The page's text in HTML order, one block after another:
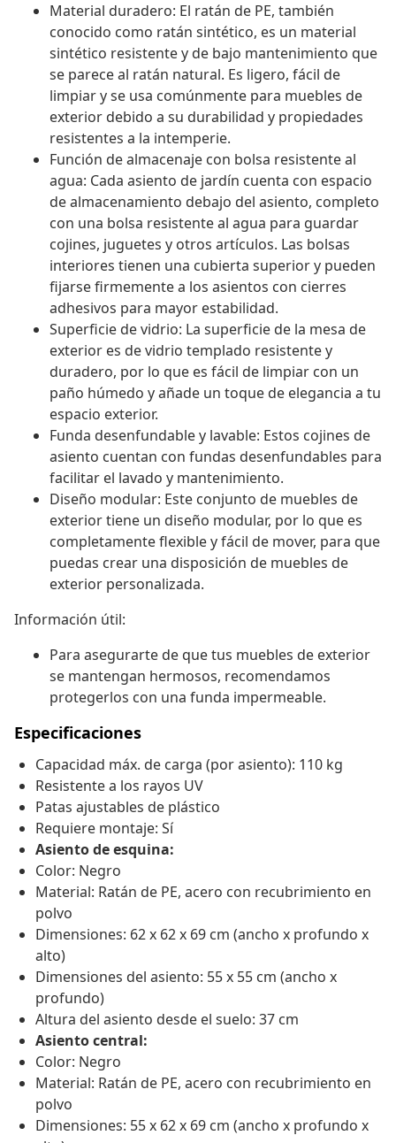
Material duradero: El ratán de PE, también
conocido como ratán sintético, es un material
sintético resistente y de bajo mantenimiento que
se parece al ratán natural. Es ligero, fácil de
limpiar y se usa comúnmente para muebles de
exterior debido a su durabilidad y propiedades
resistentes a la intemperie.
Función de almacenaje con bolsa resistente al
agua: Cada asiento de jardín cuenta con espacio
de almacenamiento debajo del asiento, completo
con una bolsa resistente al agua para guardar
cojines, juguetes y otros artículos. Las bolsas
interiores tienen una cubierta superior y pueden
fijarse firmemente a los asientos con cierres
adhesivos para mayor estabilidad.
Superficie de vidrio: La superficie de la mesa de
exterior es de vidrio templado resistente y
duradero, por lo que es fácil de limpiar con un
paño húmedo y añade un toque de elegancia a tu
espacio exterior.
Funda desenfundable y lavable: Estos cojines de
asiento cuentan con fundas desenfundables para
facilitar el lavado y mantenimiento.
Diseño modular: Este conjunto de muebles de
exterior tiene un diseño modular, por lo que es
completamente flexible y fácil de mover, para que
puedas crear una disposición de muebles de
exterior personalizada.
Información útil:
Para asegurarte de que tus muebles de exterior
se mantengan hermosos, recomendamos
protegerlos con una funda impermeable.
Especificaciones
Capacidad máx. de carga (por asiento): 110 kg
Resistente a los rayos UV
Patas ajustables de plástico
Requiere montaje: Sí
Asiento de esquina:
Color: Negro
Material: Ratán de PE, acero con recubrimiento en
polvo
Dimensiones: 62 x 62 x 69 cm (ancho x profundo x
alto)
Dimensiones del asiento: 55 x 55 cm (ancho x
profundo)
Altura del asiento desde el suelo: 37 cm
Asiento central:
Color: Negro
Material: Ratán de PE, acero con recubrimiento en
polvo
Dimensiones: 55 x 62 x 69 cm (ancho x profundo x